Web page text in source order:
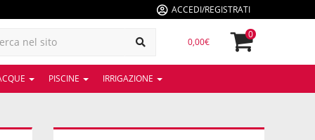
ACCEDI/REGISTRATI
0,00€
0
PISCINE IRRIGAZIONE